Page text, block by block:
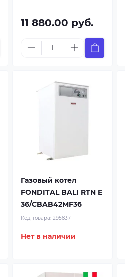
11 880.00 руб.
Газовый котел
FONDITAL BALI RTN E
36/CBAB42MF36
Код товара: 295837
Нет в наличии